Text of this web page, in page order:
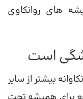
های روانکاوی
است
بیشتر از سایر